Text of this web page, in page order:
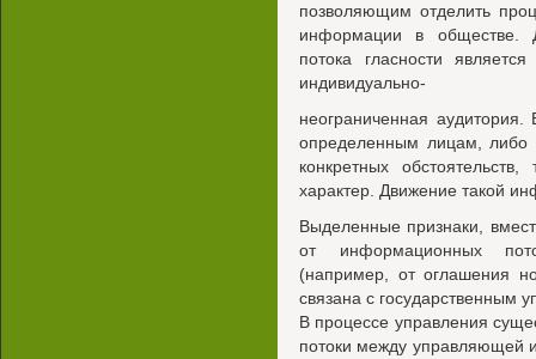
позволяющим отделить
информации в обществе.
потока гласности
индивидуально-
неограниченная
определенным лицам,
конкретных
характер. Движение такой
Выделенные признаки,
от информационных
(например, от оглашения
связана с государственным
В процессе управления
потоки между управляющей